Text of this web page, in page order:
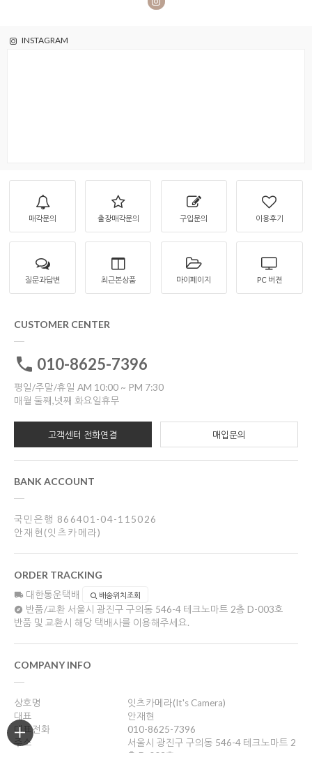
INSTAGRAM
매각문의 출장매각문의 구입문의 이용후기
질문과답변 최근본상품 마이페이지 PC 버젼
CUSTOMER CENTER
010-8625-7396
평일/주말/휴일 AM 10:00 ~ PM 7:30
매월 둘째,넷째 화요일휴무
고객센터 전화연결 매입문의
BANK ACCOUNT
국민은행 866401-04-115026
안재현(잇츠카메라)
ORDER TRACKING
대한통운택배 배송위치조회
반품/교환 서울시 광진구 구의동 546-4 테크노마트 2층 D-003호
반품 및 교환시 해당 택배사를 이용해주세요.
COMPANY INFO
상호명
잇츠카메라(It's Camera)
대표
안재현
대표전화
010-8625-7396
주소
서울시 광진구 구의동 546-4 테크노마트 2
층 D-003호